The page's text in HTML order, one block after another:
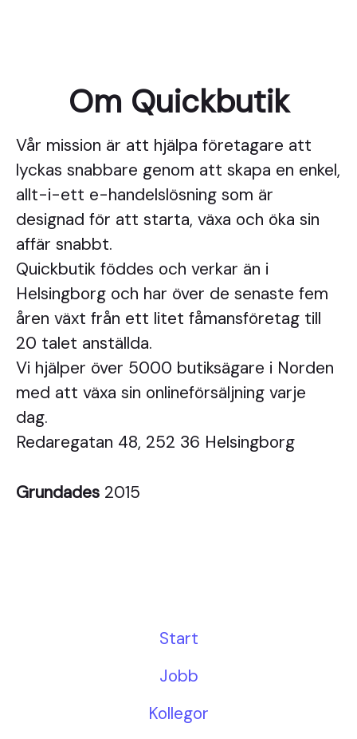
Om Quickbutik
Vår mission är att hjälpa företagare att
lyckas snabbare genom att skapa en enkel,
allt-i-ett e-handelslösning som är
designad för att starta, växa och öka sin
affär snabbt.
Quickbutik föddes och verkar än i
Helsingborg och har över de senaste fem
åren växt från ett litet fåmansföretag till
20 talet anställda.
Vi hjälper över 5000 butiksägare i Norden
med att växa sin onlineförsäljning varje
dag.
Redaregatan 48, 252 36 Helsingborg
Grundades 2015
Start
Jobb
Kollegor